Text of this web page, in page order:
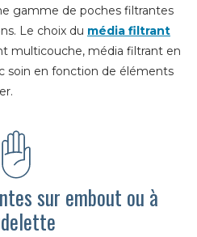
gamme de poches filtrantes
Le choix du média filtrant
multicouche, média filtrant en
soin en fonction de éléments
sur embout ou à